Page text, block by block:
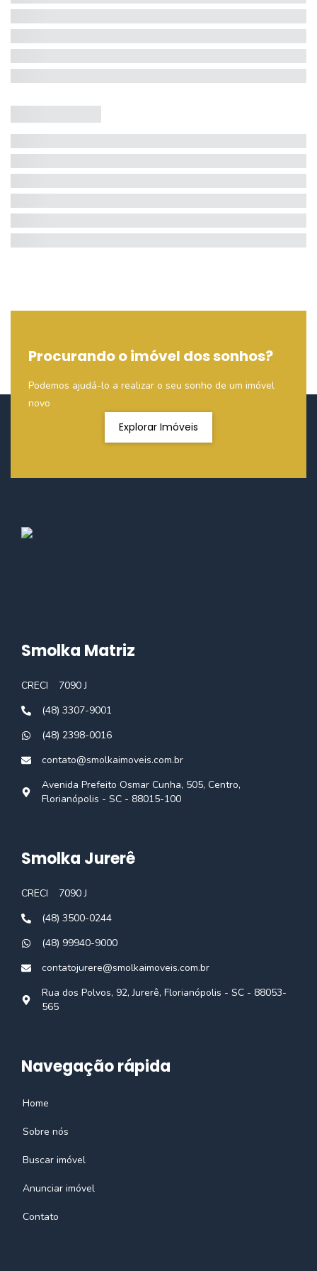
Procurando o imóvel dos sonhos?
Podemos ajudá-lo a realizar o seu sonho de um imóvel
novo
Explorar Imóveis
Smolka Matriz
CRECI
7090 J
(48) 3307-9001
(48) 2398-0016
contato@smolkaimoveis.com.br
Avenida Prefeito Osmar Cunha, 505, Centro,
Florianópolis - SC - 88015-100
Smolka Jurerê
CRECI
7090 J
(48) 3500-0244
(48) 99940-9000
contatojurere@smolkaimoveis.com.br
Rua dos Polvos, 92, Jurerê, Florianópolis - SC - 88053-
565
Navegação rápida
Home
Sobre nós
Buscar imóvel
Anunciar imóvel
Contato